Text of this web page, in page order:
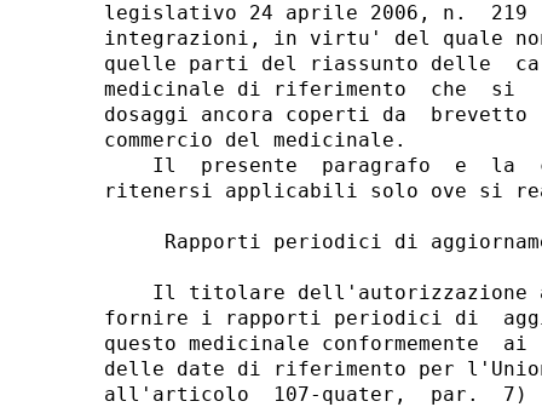
legislativo 24 aprile 2006, n.  219
integrazioni, in virtu' del quale
quelle parti del riassunto delle
medicinale di riferimento  che
dosaggi ancora coperti da
commercio del medicinale.
Il  presente  paragrafo  e  la
ritenersi applicabili solo ove si
Rapporti periodici di
Il titolare dell'autorizzazione
fornire i rapporti periodici di
questo medicinale
delle date di riferimento per
all'articolo  107-quater,  par.  7)